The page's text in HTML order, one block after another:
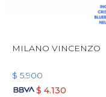
MILANO VINCENZO
$ 5.900
$ 4.130